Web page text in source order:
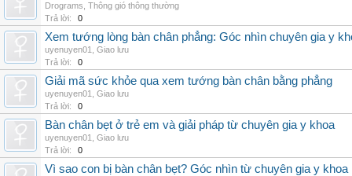
Drograms Thông gió thông thường
Trả lời:
0
Xem tướng lòng bàn chân phẳng: Góc nhìn chuyên gia y
uyenuyen01
Giao lưu
Trả lời:
0
Giải mã sức khỏe qua xem tướng bàn chân bằng phẳng
uyenuyen01
Giao lưu
Trả lời:
0
Bàn chân bẹt ở trẻ em và giải pháp từ chuyên gia y khoa
uyenuyen01
Giao lưu
Trả lời:
0
Vì sao con bị bàn chân bẹt? Góc nhìn từ chuyên gia y khoa